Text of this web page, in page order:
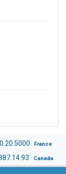
France
Canada